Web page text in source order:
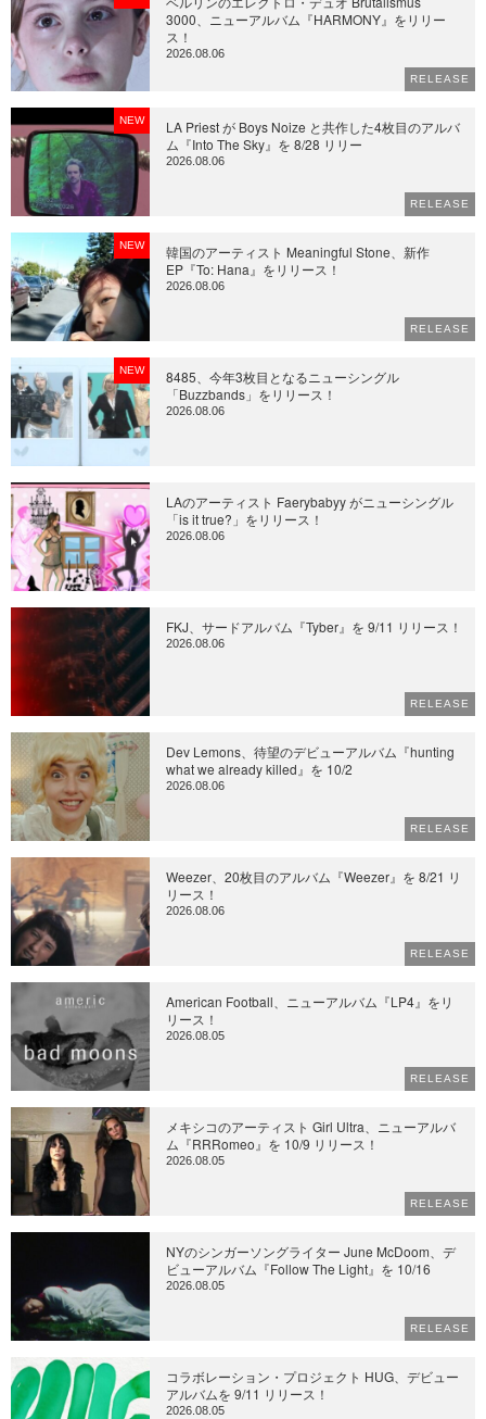
3000、ニューアルバム『HARMONY』をリリー
ス！
2026.08.06
RELEASE
NEW
LA Priest が Boys Noize と共作した4枚目のアルバ
ム『Into The Sky』を 8/28 リリー
2026.08.06
RELEASE
NEW
韓国のアーティスト Meaningful Stone、新作
EP『To: Hana』をリリース！
2026.08.06
RELEASE
NEW
8485、今年3枚目となるニューシングル
「Buzzbands」をリリース！
2026.08.06
LAのアーティスト Faerybabyy がニューシングル
「is it true?」をリリース！
2026.08.06
FKJ、サードアルバム『Tyber』を 9/11 リリース！
2026.08.06
RELEASE
Dev Lemons、待望のデビューアルバム『hunting
what we already killed』を 10/2
2026.08.06
RELEASE
Weezer、20枚目のアルバム『Weezer』を 8/21 リ
リース！
2026.08.06
RELEASE
American Football、ニューアルバム『LP4』をリ
リース！
2026.08.05
RELEASE
メキシコのアーティスト Girl Ultra、ニューアルバ
ム『RRRomeo』を 10/9 リリース！
2026.08.05
RELEASE
NYのシンガーソングライター June McDoom、デ
ビューアルバム『Follow The Light』を 10/16
2026.08.05
RELEASE
コラボレーション・プロジェクト HUG、デビュー
アルバムを 9/11 リリース！
2026.08.05